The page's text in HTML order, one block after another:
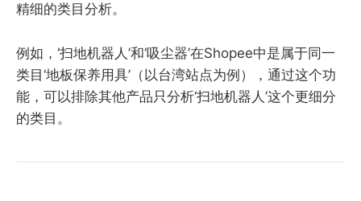
精细的类目分析。
例如，‘扫地机器人’和‘吸尘器’在Shopee中是属于同一
类目‘地板保养用具’（以台湾站点为例），通过这个功
能，可以排除其他产品只分析‘扫地机器人’这个更细分
的类目。